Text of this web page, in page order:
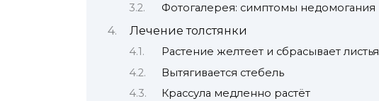
Фотогалерея: симптомы недомогания
Лечение толстянки
Растение желтеет и сбрасывает листья
Вытягивается стебель
Крассула медленно растёт